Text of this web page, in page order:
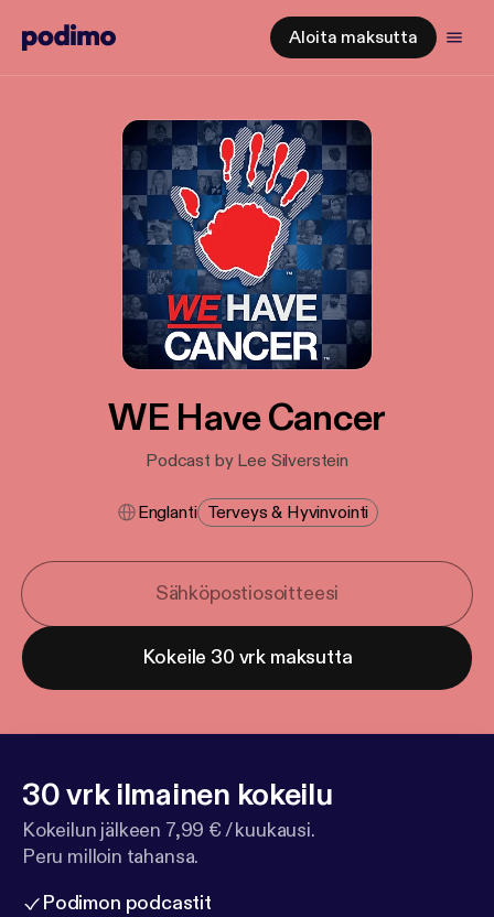
Aloita maksutta
WE Have Cancer
Podcast by Lee Silverstein
Englanti Terveys & Hyvinvointi
Kokeile 30 vrk maksutta
30 vrk ilmainen kokeilu
Kokeilun jälkeen 7,99 € / kuukausi.
Peru milloin tahansa.
Podimon podcastit